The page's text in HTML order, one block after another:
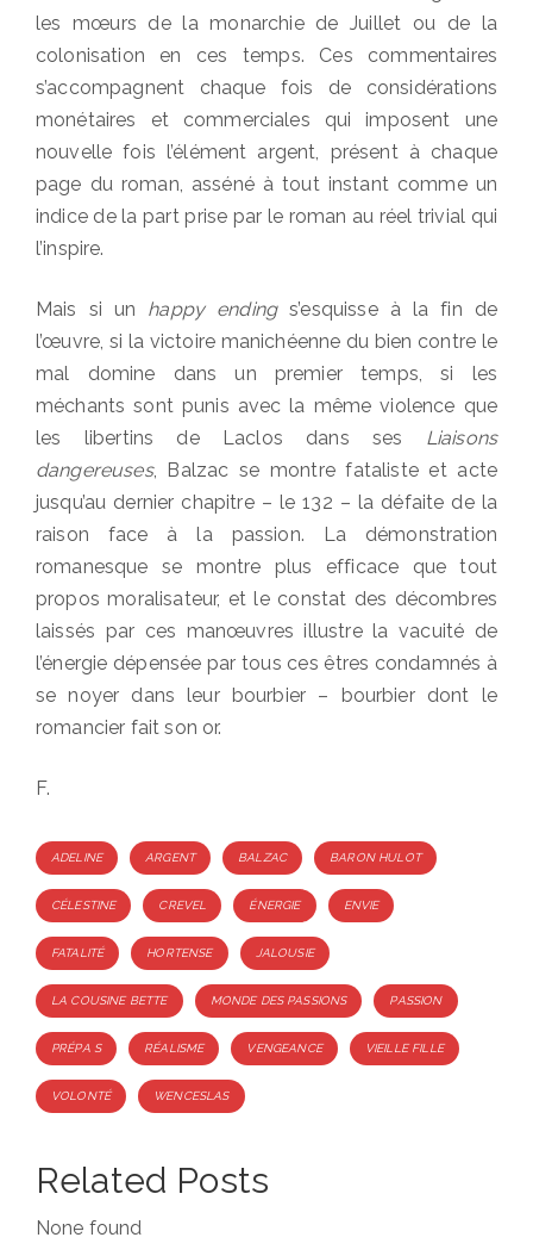
les mœurs de la monarchie de Juillet ou de la
colonisation en ces temps. Ces commentaires
s’accompagnent chaque fois de considérations
monétaires et commerciales qui imposent une
nouvelle fois l’élément argent, présent à chaque
page du roman, asséné à tout instant comme un
indice de la part prise par le roman au réel trivial qui
l’inspire.
Mais si un happy endings’esquisse à la fin de
l’œuvre, si la victoire manichéenne du bien contre le
mal domine dans un premier temps, si les
méchants sont punis avec la même violence que
les libertins de Laclos dans ses Liaisons
dangereuses, Balzac se montre fataliste et acte
jusqu’au dernier chapitre – le 132 – la défaite de la
raison face à la passion. La démonstration
romanesque se montre plus efficace que tout
propos moralisateur, et le constat des décombres
laissés par ces manœuvres illustre la vacuité de
l’énergie dépensée par tous ces êtres condamnés à
se noyer dans leur bourbier – bourbier dont le
romancier fait son or.
F.
Tags
ADELINE ARGENT BALZAC BARON HULOT
CÉLESTINE CREVEL ÉNERGIE ENVIE
FATALITÉ HORTENSE JALOUSIE
LA COUSINE BETTE MONDE DES PASSIONS PASSION
PRÉPA S RÉALISME VENGEANCE VIEILLE FILLE
VOLONTÉ WENCESLAS
Related Posts
None found